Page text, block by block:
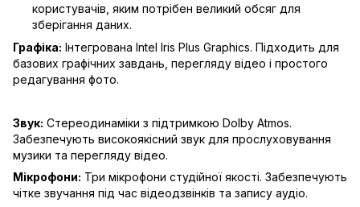
користувачів, яким потрібен великий обсяг для
зберігання даних.
Графіка: Інтегрована Intel Iris Plus Graphics. Підходить для
базових графічних завдань, перегляду відео і простого
редагування фото.
Звук: Стереодинаміки з підтримкою Dolby Atmos.
Забезпечують високоякісний звук для прослуховування
музики та перегляду відео.
Мікрофони: Три мікрофони студійної якості. Забезпечують
чітке звучання під час відеодзвінків та запису аудіо.